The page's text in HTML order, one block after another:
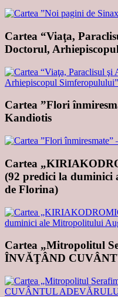
Cartea “Viaţa,
Doctorul,
Cartea ”Flori
Kandiotis
Cartea
(92 predici la
de Florina)
Cartea „Mitropolitul
ÎNVĂŢÂND